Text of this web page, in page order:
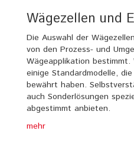
Wägezellen und
Die Auswahl der
von den Prozess- und
Wägeapplikation
einige Standardmodelle,
bewährt haben.
auch Sonderlösungen
abgestimmt anbieten.
mehr